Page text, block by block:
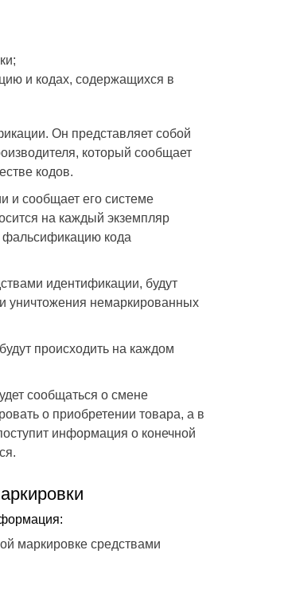
и кодах, содержащихся в
Он представляет собой
который сообщает
кодов.
и сообщает его системе
на каждый экземпляр
фальсификацию кода
идентификации, будут
уничтожения немаркированных
происходить на каждом
сообщаться о смене
о приобретении товара, а в
информация о конечной
маркировке средствами